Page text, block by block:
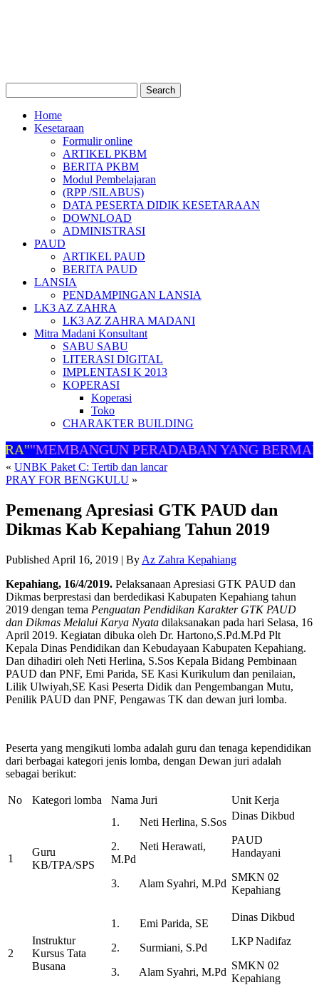
Home
Kesetaraan
Formulir online
ARTIKEL PKBM
BERITA PKBM
Modul Pembelajaran
(RPP /SILABUS)
DATA PESERTA DIDIK KESETARAAN
DOWNLOAD
ADMINISTRASI
PAUD
ARTIKEL PAUD
BERITA PAUD
LANSIA
PENDAMPINGAN LANSIA
LK3 AZ ZAHRA
LK3 AZ ZAHRA MADANI
Mitra Madani Konsultant
SABU SABU
LITERASI DIGITAL
IMPLENTASI K 2013
KOPERASI
Koperasi
Toko
CHARAKTER BUILDING
"MEMBANGUN PERADABAN YANG
« UNBK Paket C: Tertib dan lancar
PRAY FOR BENGKULU »
Pemenang Apresiasi GTK PAUD dan
Dikmas Kab Kepahiang Tahun 2019
Published April 16, 2019 | By Az Zahra Kepahiang
Kepahiang, 16/4/2019. Pelaksanaan Apresiasi GTK PAUD dan
Dikmas berprestasi dan berdedikasi Kabupaten Kepahiang tahun
2019 dengan tema Penguatan Pendidikan Karakter GTK PAUD
dan Dikmas Melalui Karya Nyata dilaksanakan pada hari Selasa, 16
April 2019. Kegiatan dibuka oleh Dr. Hartono,S.Pd.M.Pd Plt
Kepala Dinas Pendidikan dan Kebudayaan Kabupaten Kepahiang.
Dan dihadiri oleh Neti Herlina, S.Sos Kepala Bidang Pembinaan
PAUD dan PNF, Emi Parida, SE Kasi Kurikulum dan penilaian,
Lilik Ulwiyah,SE Kasi Peserta Didik dan Pengembangan Mutu,
Penilik PAUD dan PNF, Pengawas TK dan dewan juri lomba.
Peserta yang mengikuti lomba adalah guru dan tenaga kependidikan
dari berbagai kategori jenis lomba, dengan Dewan juri adalah
sebagai berikut:
No Kategori lomba Nama Juri Unit Kerja
1
Guru
KB/TPA/SPS
1. Neti Herlina, S.Sos
2. Neti Herawati,
M.Pd
3. Alam Syahri, M.Pd
Dinas Dikbud
PAUD
Handayani
SMKN 02
Kepahiang
2
Instruktur
Kursus Tata
Busana
1. Emi Parida, SE
2. Surmiani, S.Pd
3. Alam Syahri, M.Pd
Dinas Dikbud
LKP Nadifaz
SMKN 02
Kepahiang